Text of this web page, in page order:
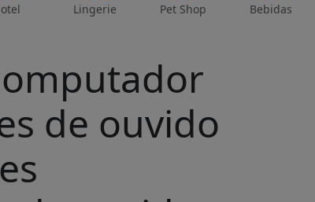
Lingerie Pet Shop Bebidas
de ouvido